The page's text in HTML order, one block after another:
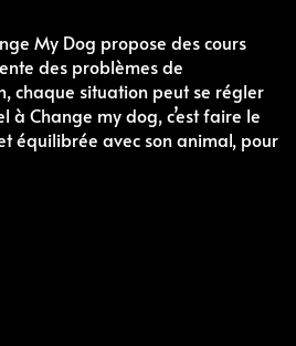
My Dog propose des cours
des problèmes de
chaque situation peut se régler
Change my dog, c’est faire le
équilibrée avec son animal, pour